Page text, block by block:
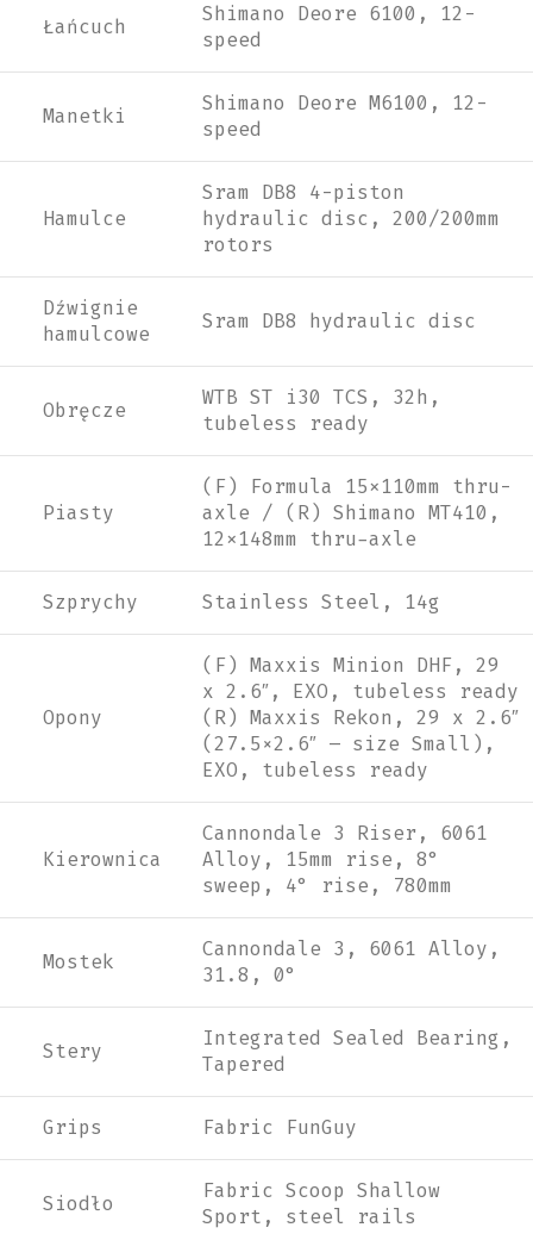
Łańcuch
Shimano Deore 6100, 12-
speed
Manetki
Shimano Deore M6100, 12-
speed
Hamulce
Sram DB8 4-piston
hydraulic disc, 200/200mm
rotors
Dźwignie
hamulcowe
Sram DB8 hydraulic disc
Obręcze
WTB ST i30 TCS, 32h,
tubeless ready
Piasty
(F) Formula 15x110mm thru-
axle / (R) Shimano MT410,
12x148mm thru-axle
Szprychy Stainless Steel, 14g
Opony
(F) Maxxis Minion DHF, 29
x 2.6″, EXO, tubeless ready
(R) Maxxis Rekon, 29 x 2.6″
(27.5×2.6″ – size Small),
EXO, tubeless ready
Kierownica
Cannondale 3 Riser, 6061
Alloy, 15mm rise, 8°
sweep, 4° rise, 780mm
Mostek
Cannondale 3, 6061 Alloy,
31.8, 0°
Stery
Integrated Sealed Bearing,
Tapered
Grips Fabric FunGuy
Siodło
Fabric Scoop Shallow
Sport, steel rails